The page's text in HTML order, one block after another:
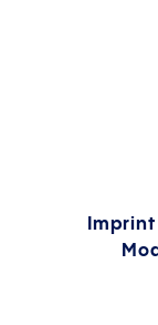
Imprint